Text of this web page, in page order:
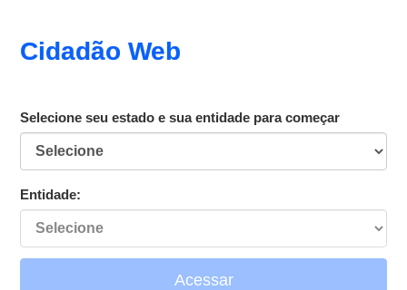
Cidadão Web
Selecione seu estado e sua entidade para começar
Entidade:
Acessar